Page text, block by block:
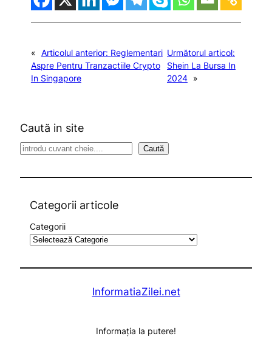
« Articolul anterior: Reglementari
Aspre Pentru Tranzactiile Crypto
In Singapore
Următorul articol:
Shein La Bursa In
2024 »
Caută in site
S
Caută
Categorii articole
Categorii
InformatiaZilei.net
Informația la putere!